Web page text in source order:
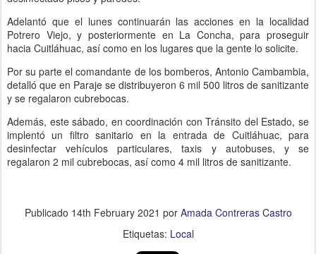
Adelantó que el lunes continuarán las acciones en la localidad
Potrero Viejo, y posteriormente en La Concha, para proseguir
hacia Cuitláhuac, así como en los lugares que la gente lo solicite.
Por su parte el comandante de los bomberos, Antonio Cambambia,
detalló que en Paraje se distribuyeron 6 mil 500 litros de sanitizante
y se regalaron cubrebocas.
Además, este sábado, en coordinación con Tránsito del Estado, se
implentó un filtro sanitario en la entrada de Cuitláhuac, para
desinfectar vehículos particulares, taxis y autobuses, y se
regalaron 2 mil cubrebocas, así como 4 mil litros de sanitizante.
Publicado 14th February 2021 por Amada Contreras Castro
Etiquetas: Local